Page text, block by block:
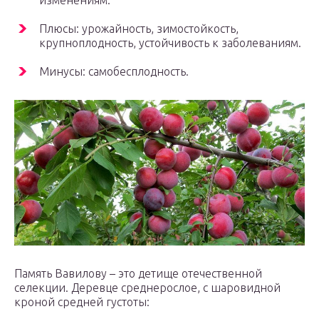
Плюсы: урожайность, зимостойкость,
крупноплодность, устойчивость к заболеваниям.
Минусы: самобесплодность.
Память Вавилову – это детище отечественной
селекции. Деревце среднерослое, с шаровидной
кроной средней густоты: